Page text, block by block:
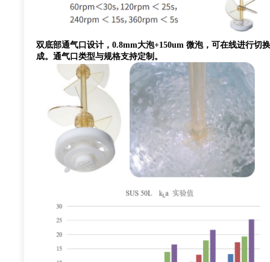
双底部通气口设计，0.8mm大泡+150um 微泡，可在线进行切
成。通气口类型与规格支持定制。